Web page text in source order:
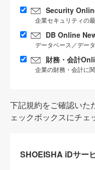
Security
企業セキュリティの
DB Online
データベース／デー
財務・会計
企業の財務・会計に
下記規約をご確認いた
ェックボックスにチェ
SHOEISHA iDサー